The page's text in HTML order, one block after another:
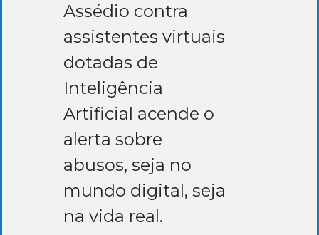
Assédio contra
assistentes virtuais
dotadas de
Inteligência
Artificial acende o
alerta sobre
abusos, seja no
mundo digital, seja
na vida real.